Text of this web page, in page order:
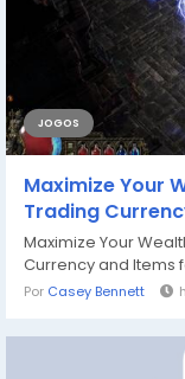
JOGOS
Maximize Your
Trading
Maximize Your
Currency and Items
Por Casey Bennett